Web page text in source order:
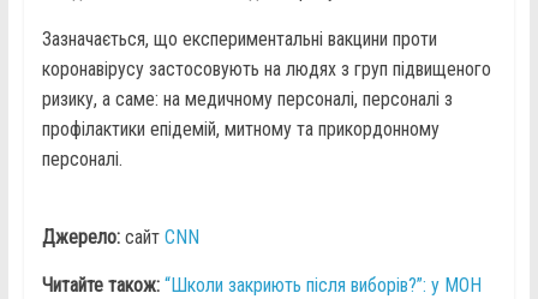
Зазначається, що експериментальні вакцини проти
коронавірусу застосовують на людях з груп підвищеного
ризику, а саме: на медичному персоналі, персоналі з
профілактики епідемій, митному та прикордонному
персоналі.
Джерело: сайт CNN
Читайте також: “Школи закриють після виборів?”: у МОН